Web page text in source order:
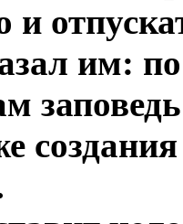
и
им:
заповедь